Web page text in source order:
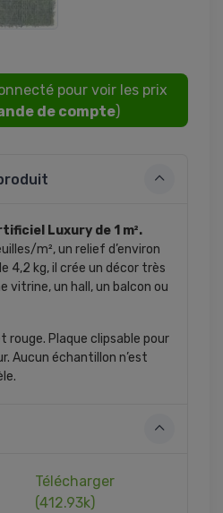
pour voir les prix
de compte)
Luxury de 1 m².
m², un relief d’environ
4,2 kg, il crée un décor très
vitrine, un hall, un balcon ou
rouge. Plaque clipsable pour
Aucun échantillon n’est
Télécharger
(412.93k)